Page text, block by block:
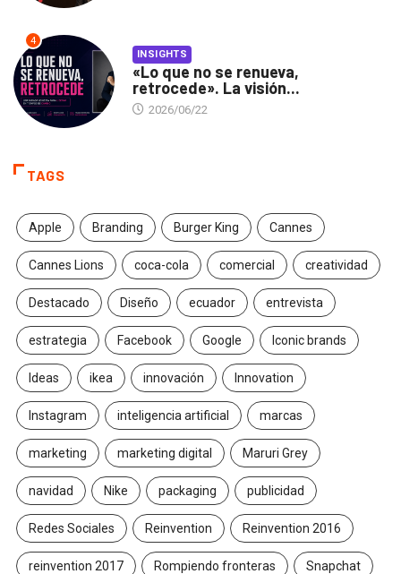
4
INSIGHTS
«Lo que no se renueva,
retrocede». La visión...
2026/06/22
TAGS
Apple Branding Burger King Cannes
Cannes Lions coca-cola comercial creatividad
Destacado Diseño ecuador entrevista
estrategia Facebook Google Iconic brands
Ideas ikea innovación Innovation
Instagram inteligencia artificial marcas
marketing marketing digital Maruri Grey
navidad Nike packaging publicidad
Redes Sociales Reinvention Reinvention 2016
reinvention 2017 Rompiendo fronteras Snapchat